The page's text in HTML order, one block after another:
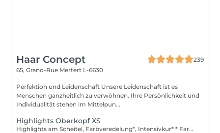
Haar Concept
239
65, Grand-Rue Mertert L-6630
Perfektion und Leidenschaft Unsere Leidenschaft ist es
Menschen ganzheitlich zu verwöhnen. Ihre Persönlichkeit und
Individualität stehen im Mittelpun...
Highlights Oberkopf XS
Highlights am Scheitel, Farbveredelung*, Intensivkur* * Farbveredelung: Nach dem Blondieren verleiht das Glossing dem Haar brillanten Glanz, veredelt den Farbton und sorgt für ein harmonisch strahlendes Ergebnis. Die pflegende Formel schließt die Schuppenschicht, neutralisiert unerwünschte Reflexe und hinterlässt das Haar geschmeidig, glänzend und gesund aussehend. *Intensivkur: Versorgt das Haar mit hochkonzentrierten Pflegewirkstoffen, die tief in die Haarstruktur eindringen und Schäden gezielt reparieren